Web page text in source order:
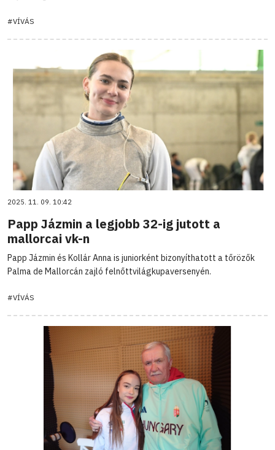
#VÍVÁS
2025. 11. 09. 10:42
Papp Jázmin a legjobb 32-ig jutott a
mallorcai vk-n
Papp Jázmin és Kollár Anna is juniorként bizonyíthatott a tőrözők
Palma de Mallorcán zajló felnőttvilágkupaversenyén.
#VÍVÁS